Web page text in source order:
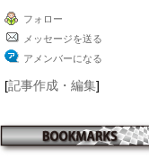
フォロー
メッセージを送る
アメンバーになる
[記事作成・編集]